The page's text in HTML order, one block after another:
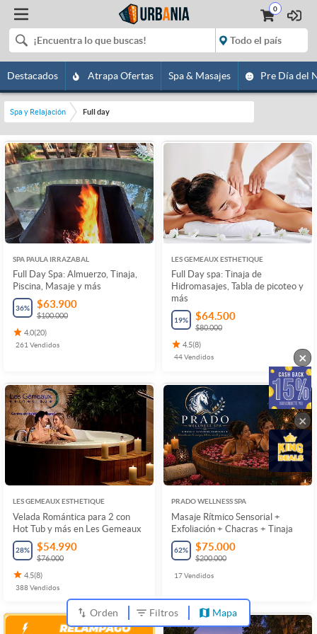
0
Destacados Atrapa Ofertas Spa & Masajes Pre Día del
Spa y Relajación Full day
SPA PAULA IRRAZABAL
Full Day Spa: Almuerzo, Tinaja,
Piscina, Masaje y más
36% $63.900
$100.000
4.0(20)
261 Vendidos
LES GEMEAUX ESTHETIQUE
Full Day spa: Tinaja de
Hidromasajes, Tabla de picoteo y
más
19% $64.500
$80.000
4.5(8)
44Vendidos
LES GEMEAUX ESTHETIQUE
Velada Romántica para 2 con
Hot Tub y más en Les Gemeaux
28% $54.990
$76.000
4.5(8)
388Vendidos
PRADO WELLNESS SPA
Masaje Rítmico Sensorial +
Exfoliación + Chacras + Tinaja
62% $75.000
$200.000
17Vendidos
Orden Filtros Mapa
×
×